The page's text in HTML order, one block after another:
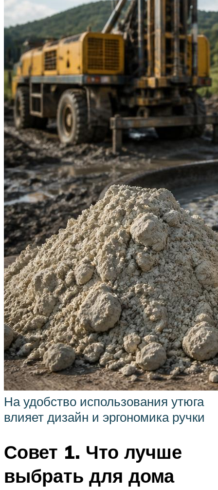
На удобство использования утюга
влияет дизайн и эргономика ручки
Совет 1. Что лучше
выбрать для дома